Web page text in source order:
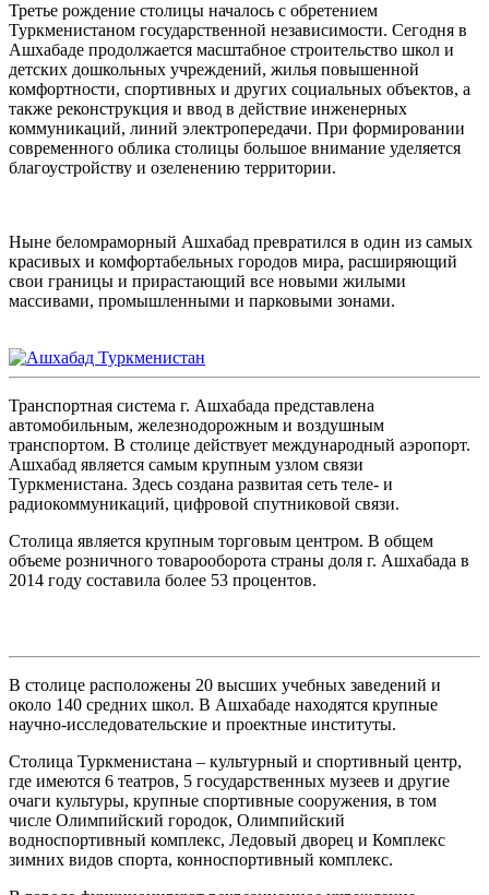
Третье рождение столицы началось с обретением
Туркменистаном государственной независимости. Сегодня в
Ашхабаде продолжается масштабное строительство школ и
детских дошкольных учреждений, жилья повышенной
комфортности, спортивных и других социальных объектов, а
также реконструкция и ввод в действие инженерных
коммуникаций, линий электропередачи. При формировании
современного облика столицы большое внимание уделяется
благоустройству и озеленению территории.
Ныне беломраморный Ашхабад превратился в один из самых
красивых и комфортабельных городов мира, расширяющий
свои границы и прирастающий все новыми жилыми
массивами, промышленными и парковыми зонами.
Транспортная система г. Ашхабада представлена
автомобильным, железнодорожным и воздушным
транспортом. В столице действует международный аэропорт.
Ашхабад является самым крупным узлом связи
Туркменистана. Здесь создана развитая сеть теле- и
радиокоммуникаций, цифровой спутниковой связи.
Столица является крупным торговым центром. В общем
объеме розничного товарооборота страны доля г. Ашхабада в
2014 году составила более 53 процентов.
В столице расположены 20 высших учебных заведений и
около 140 средних школ. В Ашхабаде находятся крупные
научно-исследовательские и проектные институты.
Столица Туркменистана – культурный и спортивный центр,
где имеются 6 театров, 5 государственных музеев и другие
очаги культуры, крупные спортивные сооружения, в том
числе Олимпийский городок, Олимпийский
водноспортивный комплекс, Ледовый дворец и Комплекс
зимних видов спорта, конноспортивный комплекс.